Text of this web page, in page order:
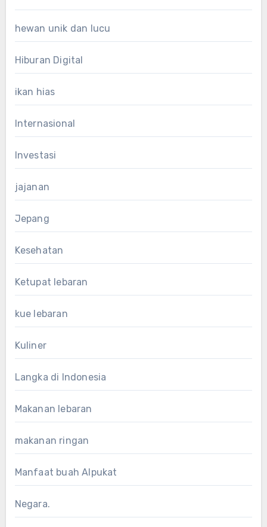
hewan unik dan lucu
Hiburan Digital
ikan hias
Internasional
Investasi
jajanan
Jepang
Kesehatan
Ketupat lebaran
kue lebaran
Kuliner
Langka di Indonesia
Makanan lebaran
makanan ringan
Manfaat buah Alpukat
Negara.